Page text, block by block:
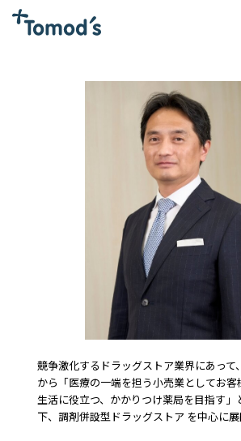
競争激化するドラッグストア業界にあって
から「医療の一端を担う小売業としてお客
生活に役立つ、かかりつけ薬局を目指す」
下、調剤併設型ドラッグストア を中心に展